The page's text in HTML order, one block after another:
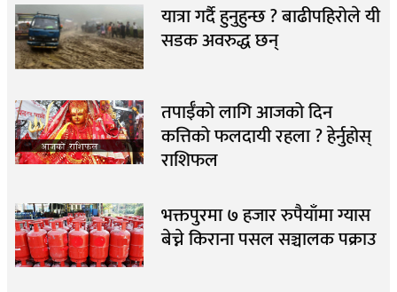
यात्रा गर्दै हुनुहुन्छ ? बाढीपहिरोले यी
सडक अवरुद्ध छन्
तपाईँको लागि आजको दिन
कत्तिको फलदायी रहला ? हेर्नुहोस्
राशिफल
भक्तपुरमा ७ हजार रुपैयाँमा ग्यास
बेच्ने किराना पसल सञ्चालक पक्राउ